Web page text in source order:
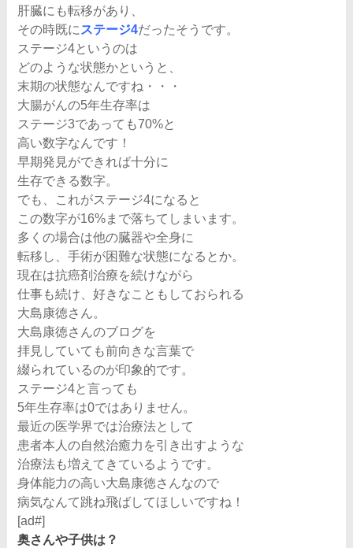
肝臓にも転移があり、
その時既に ステージ4だったそうです。
ステージ4というのは
どのような状態かというと、
末期の状態なんですね・・・
大腸がんの5年生存率は
ステージ3であっても70%と
高い数字なんです！
早期発見ができれば十分に
生存できる数字。
でも、これがステージ4になると
この数字が16%まで落ちてしまいます。
多くの場合は他の臓器や全身に
転移し、手術が困難な状態になるとか。
現在は抗癌剤治療を続けながら
仕事も続け、好きなこともしておられる
大島康徳さん。
大島康徳さんのブログを
拝見していても前向きな言葉で
綴られているのが印象的です。
ステージ4と言っても
5年生存率は0ではありません。
最近の医学界では治療法として
患者本人の自然治癒力を引き出すような
治療法も増えてきているようです。
身体能力の高い大島康徳さんなので
病気なんて跳ね飛ばしてほしいですね！
[ad#]
奥さんや子供は？